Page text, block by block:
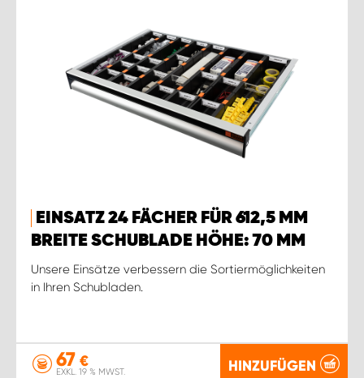
EINSATZ 24 FÄCHER FÜR 612,5 MM
BREITE SCHUBLADE HÖHE: 70 MM
Unsere Einsätze verbessern die Sortiermöglichkeiten
in Ihren Schubladen.
67 €
EXKL. 19 % MWST. HINZUFÜGEN